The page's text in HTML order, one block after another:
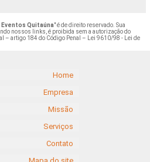
Quitaúna" é de direito reservado. Sua
nossos links, é proibida sem a autorização do
– artigo 184 do Código Penal – Lei 9610/98 - Lei de
Home
Empresa
Missão
Serviços
Contato